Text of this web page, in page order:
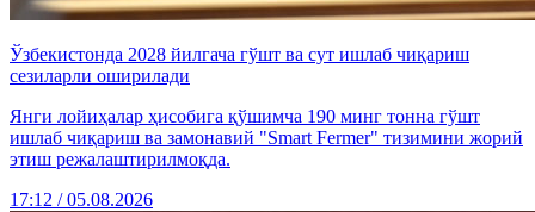
Ўзбекистонда 2028 йилгача гўшт ва сут ишлаб чиқариш
сезиларли оширилади
Янги лойиҳалар ҳисобига қўшимча 190 минг тонна гўшт
ишлаб чиқариш ва замонавий "Smart Fermer" тизимини жорий
этиш режалаштирилмоқда.
17:12 / 05.08.2026